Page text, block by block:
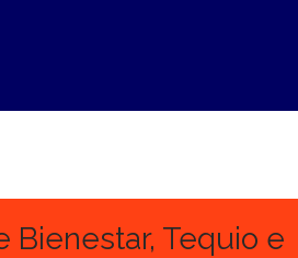
Bienestar, Tequio e